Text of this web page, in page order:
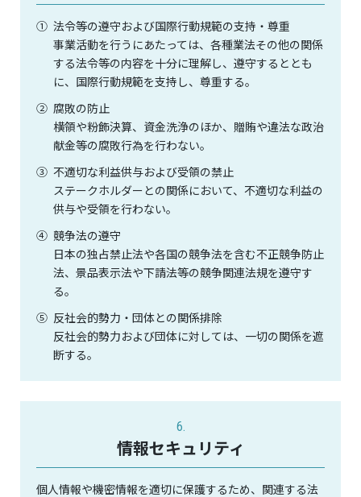
① 法令等の遵守および国際行動規範の支持・尊重
事業活動を行うにあたっては、各種業法その他の関係
する法令等の内容を十分に理解し、遵守するととも
に、国際行動規範を支持し、尊重する。
② 腐敗の防止
横領や粉飾決算、資金洗浄のほか、贈賄や違法な政治
献金等の腐敗行為を行わない。
③ 不適切な利益供与および受領の禁止
ステークホルダーとの関係において、不適切な利益の
供与や受領を行わない。
④ 競争法の遵守
日本の独占禁止法や各国の競争法を含む不正競争防止
法、景品表示法や下請法等の競争関連法規を遵守す
る。
⑤ 反社会的勢力・団体との関係排除
反社会的勢力および団体に対しては、一切の関係を遮
断する。
6.
情報セキュリティ
個人情報や機密情報を適切に保護するため、関連する法